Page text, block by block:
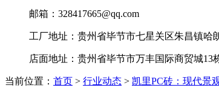
邮箱：328417665@qq.com
工厂地址：贵州省毕节市七星关区朱昌镇哈
店面地址：贵州省毕节市万丰国际商贸城13
当前位置： 首页 > 行业动态 > 凯里PC砖：现代景